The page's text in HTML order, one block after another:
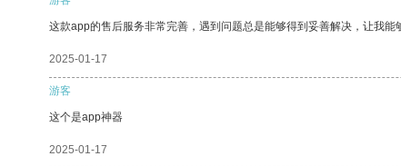
这款app的售后服务非常完善，遇到问题总是能够得到妥善解决，让我能
2025-01-17
游客
这个是app神器
2025-01-17